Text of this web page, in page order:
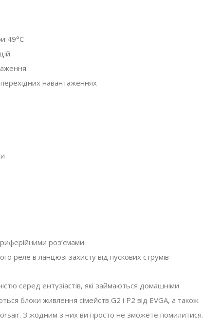
49°C
навантаженнях
роз’ємами
реле в ланцюзі захисту від пускових струмів
серед ентузіастів, які займаються домашніми
блоки живлення сімейств G2 і P2 від EVGA, а також
Corsair. З жодним з них ви просто не зможете помилитися.
MP600 Core XT